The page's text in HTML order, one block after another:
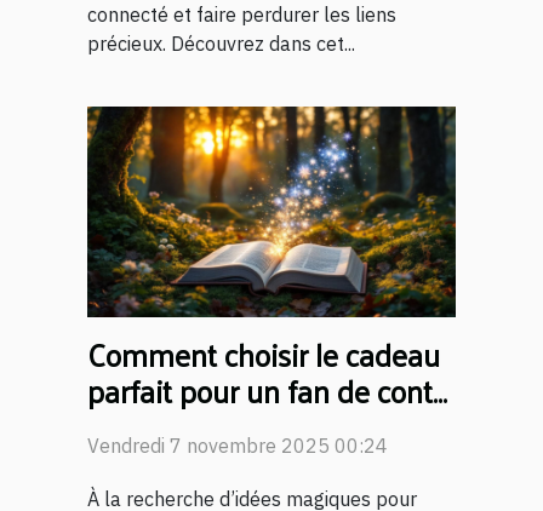
connecté et faire perdurer les liens
précieux. Découvrez dans cet...
Comment choisir le cadeau
parfait pour un fan de conte
de fées ?
Vendredi 7 novembre 2025 00:24
À la recherche d’idées magiques pour